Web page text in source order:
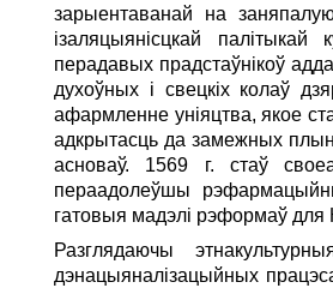
зарыентаванай на
ізаляцыянісцкай
перадавых прадстаўнікоў
духоўных і свецкіх колаў
афармленне уніяцтва, якое
адкрытасць да замежных
асноваў. 1569 г. стаў
пераадолеўшы
гатовыя мадэлі рэформаў для
Разглядаючы
дэнацыяналізацыйных